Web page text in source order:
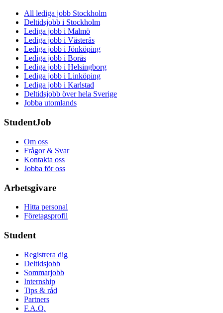
All lediga jobb Stockholm
Deltidsjobb i Stockholm
Lediga jobb i Malmö
Lediga jobb i Västerås
Lediga jobb i Jönköping
Lediga jobb i Borås
Lediga jobb i Helsingborg
Lediga jobb i Linköping
Lediga jobb i Karlstad
Deltidsjobb över hela Sverige
Jobba utomlands
StudentJob
Om oss
Frågor & Svar
Kontakta oss
Jobba för oss
Arbetsgivare
Hitta personal
Företagsprofil
Student
Registrera dig
Deltidsjobb
Sommarjobb
Internship
Tips & råd
Partners
F.A.Q.